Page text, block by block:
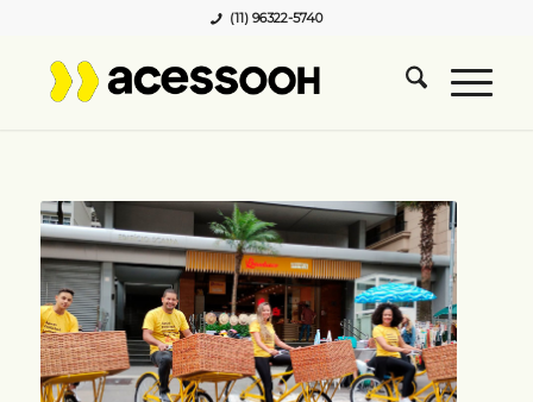
(11) 96322-5740